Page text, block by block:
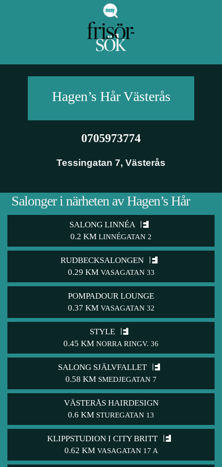
Hagen’s HårVästerås
0705973774
Tessingatan 7, Västerås
Salonger i närheten av Hagen’s Hår
SALONG LINNÉA
0.2 KM LINNÉGATAN 2
RUDBECKSALONGEN
0.29 KM VASAGATAN 33
POMPADOUR LOUNGE
0.37 KM VASAGATAN 32
STYLE
0.45 KM NORRA RINGV. 36
SALONG SJÄLVFALLET
0.58 KM SMEDJEGATAN 7
VÄSTERÅS HAIRDESIGN
0.6 KM STUREGATAN 13
KLIPPSTUDION I CITY BRITT
0.62 KM VASAGATAN 17 A